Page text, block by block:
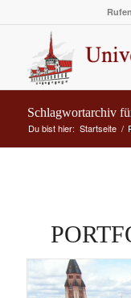
Schlagwortarchiv
Du bist hier: Startseite /